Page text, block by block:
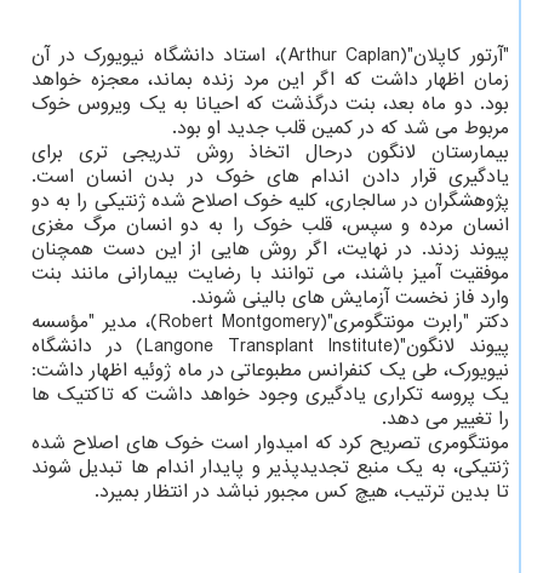
"آرتور کاپلان"(Arthur Caplan)، استاد دانشگاه نیویورک در آن
زمان اظهار داشت که اگر این مرد زنده بماند، معجزه خواهد
بود. دو ماه بعد، بنت درگذشت که احیانا به یک ویروس خوک
مربوط می شد که در کمین قلب جدید او بود.
بیمارستان لانگون درحال اتخاذ روش تدریجی تری برای
یادگیری قرار دادن اندام های خوک در بدن انسان است.
پژوهشگران در سالجاری، کلیه خوک اصلاح شده ژنتیکی را به دو
انسان مرده و سپس، قلب خوک را به دو انسان مرگ مغزی
پیوند زدند. در نهایت، اگر روش هایی از این دست همچنان
موفقیت آمیز باشند، می توانند با رضایت بیمارانی مانند بنت
وارد فاز نخست آزمایش های بالینی شوند.
دکتر "رابرت مونتگومری"(Robert Montgomery)، مدیر "مؤسسه
پیوند لانگون"(Langone Transplant Institute) در دانشگاه
نیویورک، طی یک کنفرانس مطبوعاتی در ماه ژوئیه اظهار داشت:
یک پروسه تکراری یادگیری وجود خواهد داشت که تاکتیک ها
را تغییر می دهد.
مونتگومری تصریح کرد که امیدوار است خوک های اصلاح شده
ژنتیکی، به یک منبع تجدیدپذیر و پایدار اندام ها تبدیل شوند
تا بدین ترتیب، هیچ کس مجبور نباشد در انتظار بمیرد.